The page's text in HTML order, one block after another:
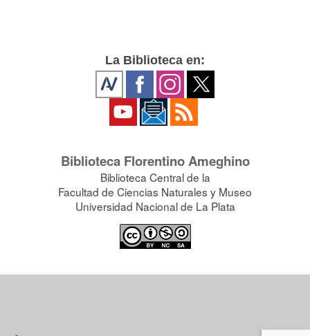
La Biblioteca en:
Biblioteca Florentino Ameghino
Biblioteca Central de la
Facultad de Ciencias Naturales y Museo
Universidad Nacional de La Plata